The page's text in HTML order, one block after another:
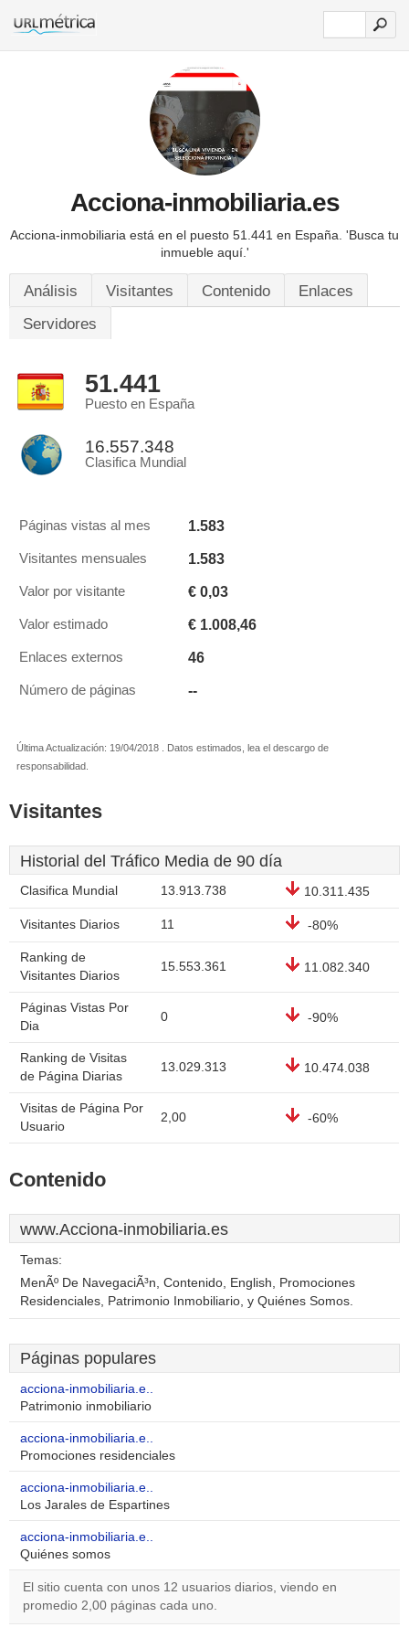
Acciona-inmobiliaria.es
Acciona-inmobiliaria está en el puesto 51.441 en España. 'Busca tu
inmueble aquí.'
Análisis Visitantes Contenido
Enlaces
Servidores
51.441
Puesto en España
16.557.348
Clasifica Mundial
Páginas vistas al mes 1.583
Visitantes mensuales 1.583
Valor por visitante € 0,03
Valor estimado € 1.008,46
Enlaces externos 46
Número de páginas --
Última Actualización: 19/04/2018 . Datos estimados, lea el descargo de
responsabilidad.
Visitantes
Historial del Tráfico Media de 90 día
Clasifica Mundial 13.913.738 10.311.435
Visitantes Diarios 11 -80%
Ranking de
Visitantes Diarios
15.553.361 11.082.340
Páginas Vistas Por
Dia
0 -90%
Ranking de Visitas
de Página Diarias
13.029.313 10.474.038
Visitas de Página Por
Usuario
2,00 -60%
Contenido
www.Acciona-inmobiliaria.es
Temas:
MenÃº De NavegaciÃ³n, Contenido, English, Promociones
Residenciales, Patrimonio Inmobiliario, y Quiénes Somos.
Páginas populares
acciona-inmobiliaria.e..
Patrimonio inmobiliario
acciona-inmobiliaria.e..
Promociones residenciales
acciona-inmobiliaria.e..
Los Jarales de Espartines
acciona-inmobiliaria.e..
Quiénes somos
El sitio cuenta con unos 12 usuarios diarios, viendo en
promedio 2,00 páginas cada uno.